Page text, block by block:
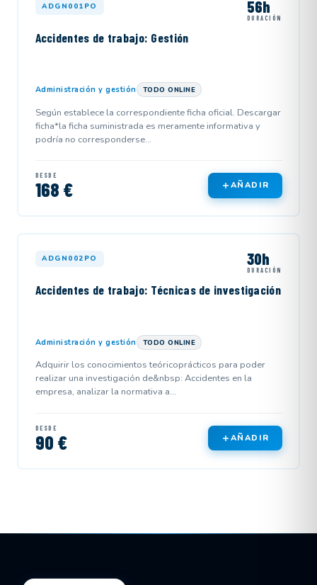
ADGN001PO 56h
DURACIÓN
Accidentes de trabajo: Gestión
Administración y gestión TODO ONLINE
Según establece la correspondiente ficha oficial. Descargar
ficha*la ficha suministrada es meramente informativa y
podría no corresponderse...
DESDE
168 € AÑADIR
ADGN002PO 30h
DURACIÓN
Accidentes de trabajo: Técnicas de investigación
Administración y gestión TODO ONLINE
Adquirir los conocimientos teóricoprácticos para poder
realizar una investigación de&nbsp: Accidentes en la
empresa, analizar la normativa a...
DESDE
90 € AÑADIR